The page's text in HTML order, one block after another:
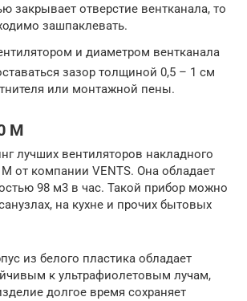
закрывает отверстие вентканала, то
зашпаклевать.
и диаметром вентканала
зазор толщиной 0,5 – 1 см
или монтажной пены.
М
лучших вентиляторов накладного
от компании VENTS. Она обладает
98 м3 в час. Такой прибор можно
на кухне и прочих бытовых
из белого пластика обладает
к ультрафиолетовым лучам,
долгое время сохраняет